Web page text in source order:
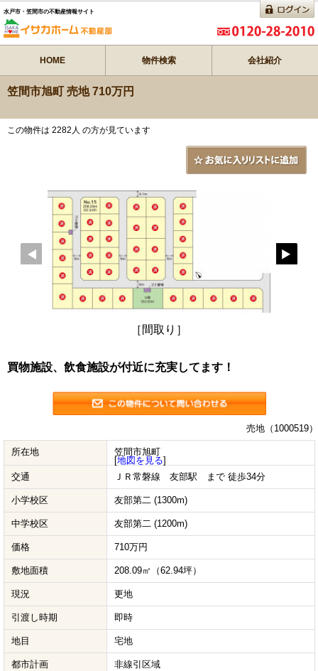
水戸市・笠間市の不動産情報サイト
HOME 物件検索 会社紹介
笠間市旭町 売地 710万円
この物件は 2282人 の方が見ています
［間取り］
買物施設、飲食施設が付近に充実してます！
売地（1000519）
所在地
笠間市旭町
[地図を見る]
交通
ＪＲ常磐線 友部駅 まで 徒歩34分
小学校区 友部第二 (1300m)
中学校区 友部第二 (1200m)
価格 710万円
敷地面積 208.09㎡（62.94坪）
現況 更地
引渡し時期 即時
地目 宅地
都市計画 非線引区域